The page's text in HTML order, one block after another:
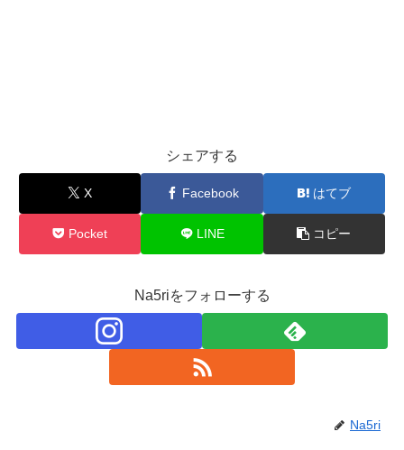
シェアする
X Facebook はてブ
Pocket LINE コピー
Na5riをフォローする
Na5ri